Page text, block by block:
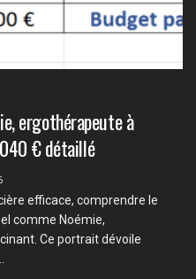
ergothérapeute à
€ détaillé
efficace, comprendre le
comme Noémie,
Ce portrait dévoile